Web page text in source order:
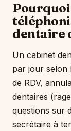
dentaire
Un cabinet
par jour selon
de RDV,
dentaires
questions sur
secrétaire à